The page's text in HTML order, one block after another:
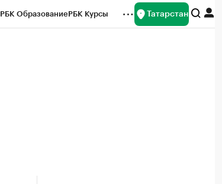
РБК ОбразованиеРБК Курсы Татарстан